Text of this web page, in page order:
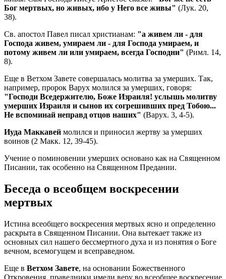
Бог мертвых, но живых, ибо у Него все живы" (Лук. 20,
38).
Св. апостол Павел писал христианам: "а живем ли - для
Господа живем, умираем ли - для Господа умираем, и
потому живем ли или умираем, всегда Господни" (Римл. 14,
8).
Еще в Ветхом Завете совершалась молитва за умерших. Так,
например, пророк Варух молился за умерших, говоря:
"Господи Вседержителю, Боже Израиля! услышь молитву
умерших Израиля и сынов их согрешивших пред Тобою...
Не вспоминай неправд отцов наших" (Варух. 3, 4-5).
Иуда Маккавей молился и приносил жертву за умерших
воинов (2 Макк. 12, 39-45).
Учение о поминовении умерших основано как на Священном
Писании, так особенно на Священном Предании.
Беседа о всеобщем воскресении
мертвых
Истина всеобщего воскресения мертвых ясно и определенно
раскрыта в Священном Писании. Она вытекает также из
основных сил нашего бессмертного духа и из понятия о Боге
вечном, всемогущем и всеправедном.
Еще в Ветхом Завете, на основании Божественного
Откровения, праведники имели веру во всеобщее воскресение